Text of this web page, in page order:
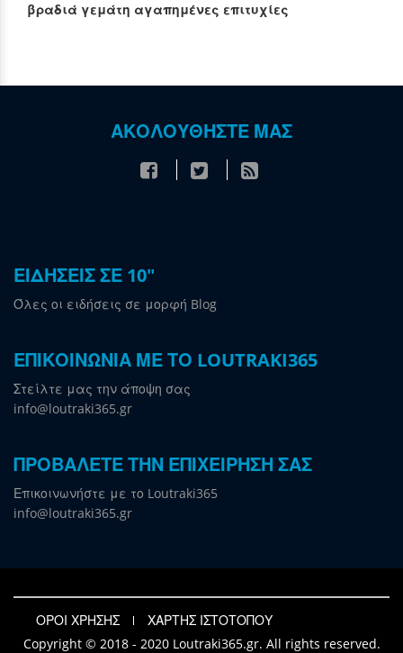
βραδιά γεμάτη αγαπημένες επιτυχίες
ΑΚΟΛΟΥΘΗΣΤΕ ΜΑΣ
ΕΙΔΗΣΕΙΣ ΣΕ 10"
Όλες οι ειδήσεις σε μορφή Blog
ΕΠΙΚΟΙΝΩΝΙΑ ΜΕ ΤΟ LOUTRAKI365
Στείλτε μας την άποψη σας
info@loutraki365.gr
ΠΡΟΒΑΛΕΤΕ ΤΗΝ ΕΠΙΧΕΙΡΗΣΗ ΣΑΣ
Επικοινωνήστε με το Loutraki365
info@loutraki365.gr
ΟΡΟΙ ΧΡΗΣΗΣ
ΧΑΡΤΗΣ ΙΣΤΟΤΟΠΟΥ
Copyright © 2018 - 2020 Loutraki365.gr. All rights reserved.